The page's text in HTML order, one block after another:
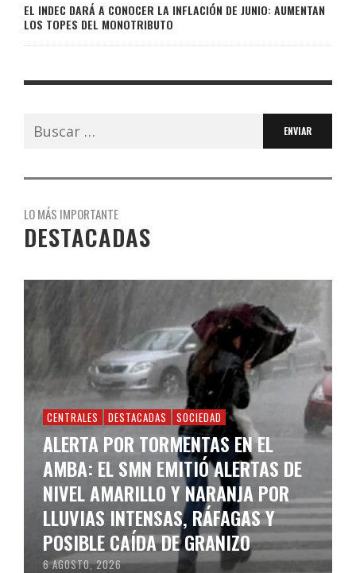
EL INDEC DARÁ A CONOCER LA INFLACIÓN DE JUNIO: AUMENTAN
LOS TOPES DEL MONOTRIBUTO
Buscar:
LO MÁS IMPORTANTE
DESTACADAS
CENTRALES DESTACADAS SOCIEDAD
ALERTA POR TORMENTAS EN EL
AMBA: EL SMN EMITIÓ ALERTAS DE
NIVEL AMARILLO Y NARANJA POR
LLUVIAS INTENSAS, RÁFAGAS Y
POSIBLE CAÍDA DE GRANIZO
6 AGOSTO, 2026